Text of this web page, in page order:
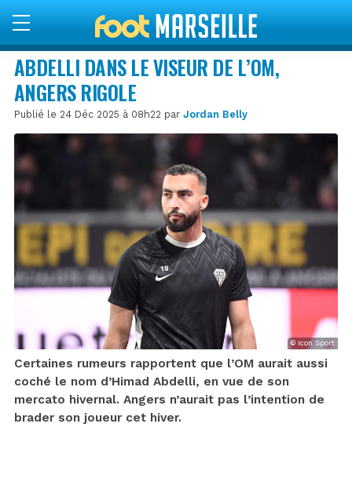
ABDELLI DANS LE VISEUR DE L’OM,
ANGERS RIGOLE
Publié le 24 Déc 2025 à 08h22 par Jordan Belly
© Icon Sport
Certaines rumeurs rapportent que l’OM aurait aussi
coché le nom d’Himad Abdelli, en vue de son
mercato hivernal. Angers n’aurait pas l’intention de
brader son joueur cet hiver.